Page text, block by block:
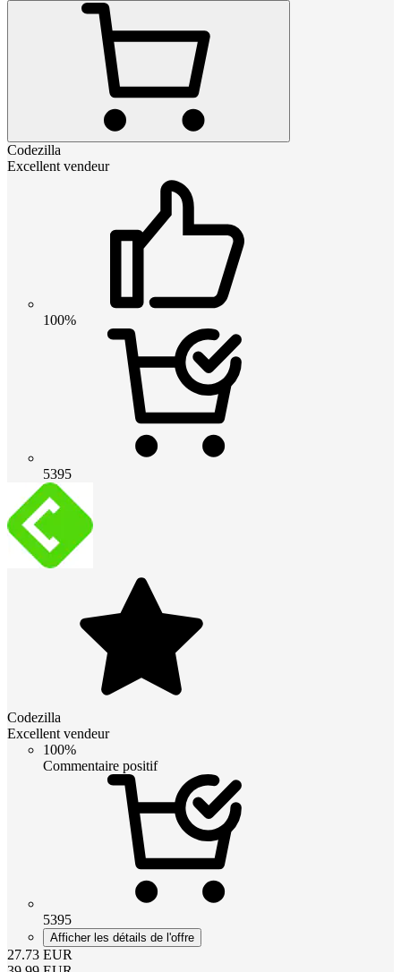
Codezilla
Excellent vendeur
100%
5395
Codezilla
Excellent vendeur
100%
Commentaire positif
5395
Afficher les détails de l'offre
27.73 EUR